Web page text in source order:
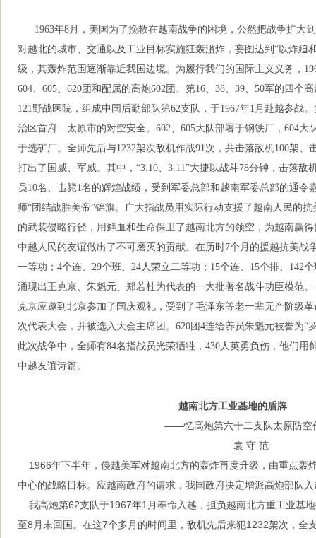
1963年8月，美国为了挽救在越南战争的困境，公然把战争扩大
对越北的城市、交通以及工业目标实施狂轰滥炸，妄图达到“以炸廹
级，其轰炸范围逐渐靠近我国边境。为履行我们的国际主义义务，
604、605、620团和配属的高炮602团、第16、38、39、50军的四个
121野战医院，组成中国后勤部队第62支队，于1967年1月赴越参战
治区首府—太原市的对空安全。602、605大队部署于钢铁厂，604大
于选矿厂。全师先后与1232架次敌机作战91次，共击落敌机100架、
打出了国威、军威。其中，“3.10、3.11”大捷以战斗78分钟，击落敌
员10名、击毙1名的辉煌战绩，受到军委总部和越南军委总部的通令
师“团结战胜美帝”锦旗。广大指战员用实际行动支援了越南人民的
的武装侵略行径，用鲜血和生命保卫了越南北方的领空，为越南赢
中越人民的友谊做出了不可磨灭的贡献。在历时7个月的援越抗美战
一等功；4个连、29个班、24人荣立二等功；15个连、15个排、142
涌现出王克京、朱魁元、郑若杜为代表的一大批著名战斗功臣模范
克京应邀到北京参加了国庆观礼，受到了毛泽东等老一辈无产阶级
次代表大会，并被选入大会主席团。620团4连给养员朱魁元被誉为“
此次战争中，全师有84名指战员光荣牺牲，430人英勇负伤，他们用
中越友谊诗篇。
越南北方工业基地的盾牌
——忆高炮第六十二支队太原防空
袁 守 范
1966年下半年，侵越美军对越南北方的轰炸再度升级，由重点轰
中心的战略目标。应越南政府的请求，我国政府决定增派高炮部队
我高炮第62支队于1967年1月奉命入越，担负越南北方重工业基
至8月末回国。在这7个多月的时间里，敌机先后来犯1232架次，全